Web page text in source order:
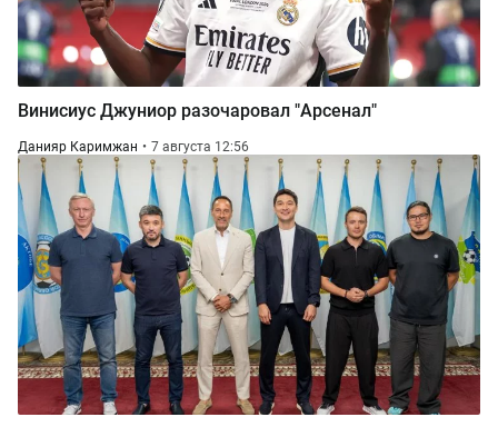
Винисиус Джуниор разочаровал "Арсенал"
Данияр Каримжан 7 августа 12:56